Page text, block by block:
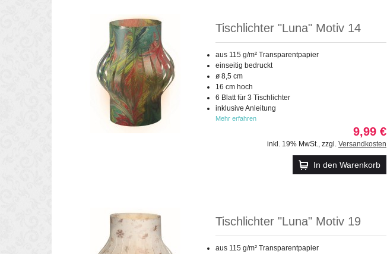
Tischlichter "Luna" Motiv 14
aus 115 g/m² Transparentpapier
einseitig bedruckt
ø 8,5 cm
16 cm hoch
6 Blatt für 3 Tischlichter
inklusive Anleitung
Mehr erfahren
9,99 €
inkl. 19% MwSt., zzgl. Versandkosten
In den Warenkorb
Tischlichter "Luna" Motiv 19
aus 115 g/m² Transparentpapier